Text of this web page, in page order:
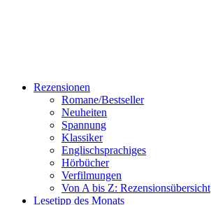
Rezensionen
Romane/Bestseller
Neuheiten
Spannung
Klassiker
Englischsprachiges
Hörbücher
Verfilmungen
Von A bis Z: Rezensionsübersicht
Lesetipp des Monats